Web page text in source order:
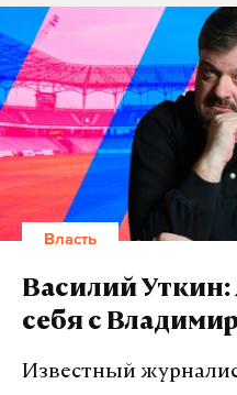
безработных не
исключительно в
других городах страны,
могут заполонить всю
К таким
даже
научный
Всероссийской
Минэкономразвития,
Алексей Кашепов.
названием
Власть
Василий
себя с
Известный